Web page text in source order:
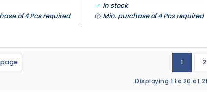
of 4 Pcs required
In stock
Min. purchase of 4 Pcs required
page 1 2
Displaying 1 to 20 of 21